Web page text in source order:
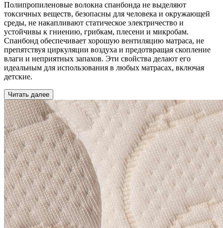
Полипропиленовые волокна спанбонда не выделяют
токсичных веществ, безопасны для человека и окружающей
среды, не накапливают статическое электричество и
устойчивы к гниению, грибкам, плесени и микробам.
Спанбонд обеспечивает хорошую вентиляцию матраса, не
препятствуя циркуляции воздуха и предотвращая скопление
влаги и неприятных запахов. Эти свойства делают его
идеальным для использования в любых матрасах, включая
детские.
Читать далее